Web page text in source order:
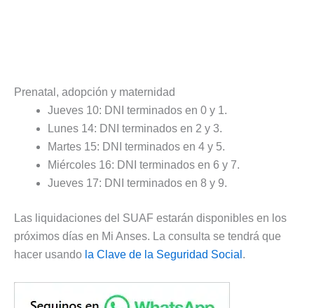
Prenatal, adopción y maternidad
Jueves 10: DNI terminados en 0 y 1.
Lunes 14: DNI terminados en 2 y 3.
Martes 15: DNI terminados en 4 y 5.
Miércoles 16: DNI terminados en 6 y 7.
Jueves 17: DNI terminados en 8 y 9.
Las liquidaciones del SUAF estarán disponibles en los
próximos días en Mi Anses. La consulta se tendrá que
hacer usando la Clave de la Seguridad Social .